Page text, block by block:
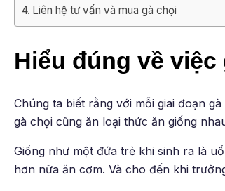
Liên hệ tư vấn và mua gà chọi
Hiểu đúng về
Chúng ta biết rằng với mỗi giai đoạn
gà chọi cũng ăn loại thức ăn giống
Giống như một đứa trẻ khi sinh ra là
hơn nữa ăn cơm. Và cho đến khi